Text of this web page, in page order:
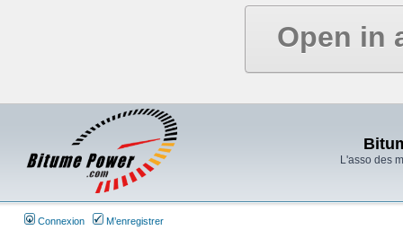
Open in
L'asso des
Connexion M’enregistrer